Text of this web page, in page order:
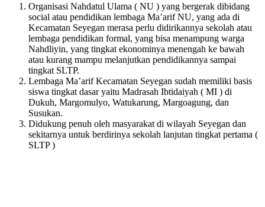
Organisasi Nahdatul Ulama ( NU ) yang bergerak dibidang
social atau pendidikan lembaga Ma’arif NU, yang ada di
Kecamatan Seyegan merasa perlu didirikannya sekolah atau
lembaga pendidikan formal, yang bisa menampung warga
Nahdliyin, yang tingkat ekonominya menengah ke bawah
atau kurang mampu melanjutkan pendidikannya sampai
tingkat SLTP.
Lembaga Ma’arif Kecamatan Seyegan sudah memiliki basis
siswa tingkat dasar yaitu Madrasah Ibtidaiyah ( MI ) di
Dukuh, Margomulyo, Watukarung, Margoagung, dan
Susukan.
Didukung penuh oleh masyarakat di wilayah Seyegan dan
sekitarnya untuk berdirinya sekolah lanjutan tingkat pertama (
SLTP )